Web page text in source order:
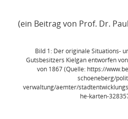
NETZWERK
SPONSORING
KONTAKT
(ein Beitrag von Prof. Dr.
Bild 1: Der originale Situations-
Gutsbesitzers Kielgan entworfen
von 1867 (Quelle: https://
schoeneberg/
verwaltung/aemter/
he-karten-